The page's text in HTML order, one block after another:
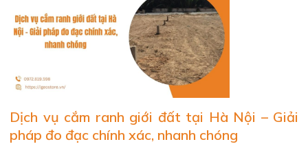
Dịch vụ cắm ranh giới đất tại Hà Nội – Giải
pháp đo đạc chính xác, nhanh chóng